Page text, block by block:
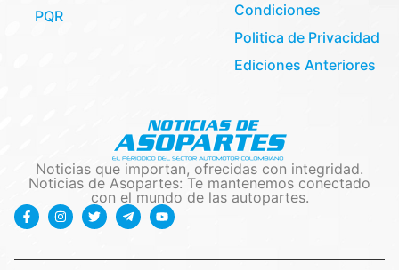
PQR
Condiciones
Politica de Privacidad
Ediciones Anteriores
Noticias que importan, ofrecidas con integridad.
Noticias de Asopartes: Te mantenemos conectado
con el mundo de las autopartes.